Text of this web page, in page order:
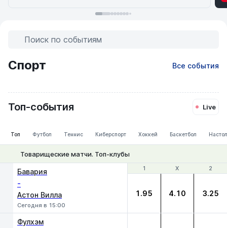
Поиск по событиям
Спорт Все события
Live
165 событий
Монреаль
Теннис
Торонто
Теннис
Esports
World
Cup
Counter-
Fight
Night
MMA
РПЛ
Футбол
Футбол
Лига
Чемпионов
Футбол
Футбол
МЛС
Футбол
Бразилия
Серия
А
Футбол
Топ-события Live
Топ Футбол Теннис Киберспорт Хоккей Баскетбол
Товарищеские матчи. Топ-клубы
1 Х 2
Бавария
-
Астон Вилла
Сегодня в 15:00
1 Х 2
1.95 4.10 3.25
Фулхэм